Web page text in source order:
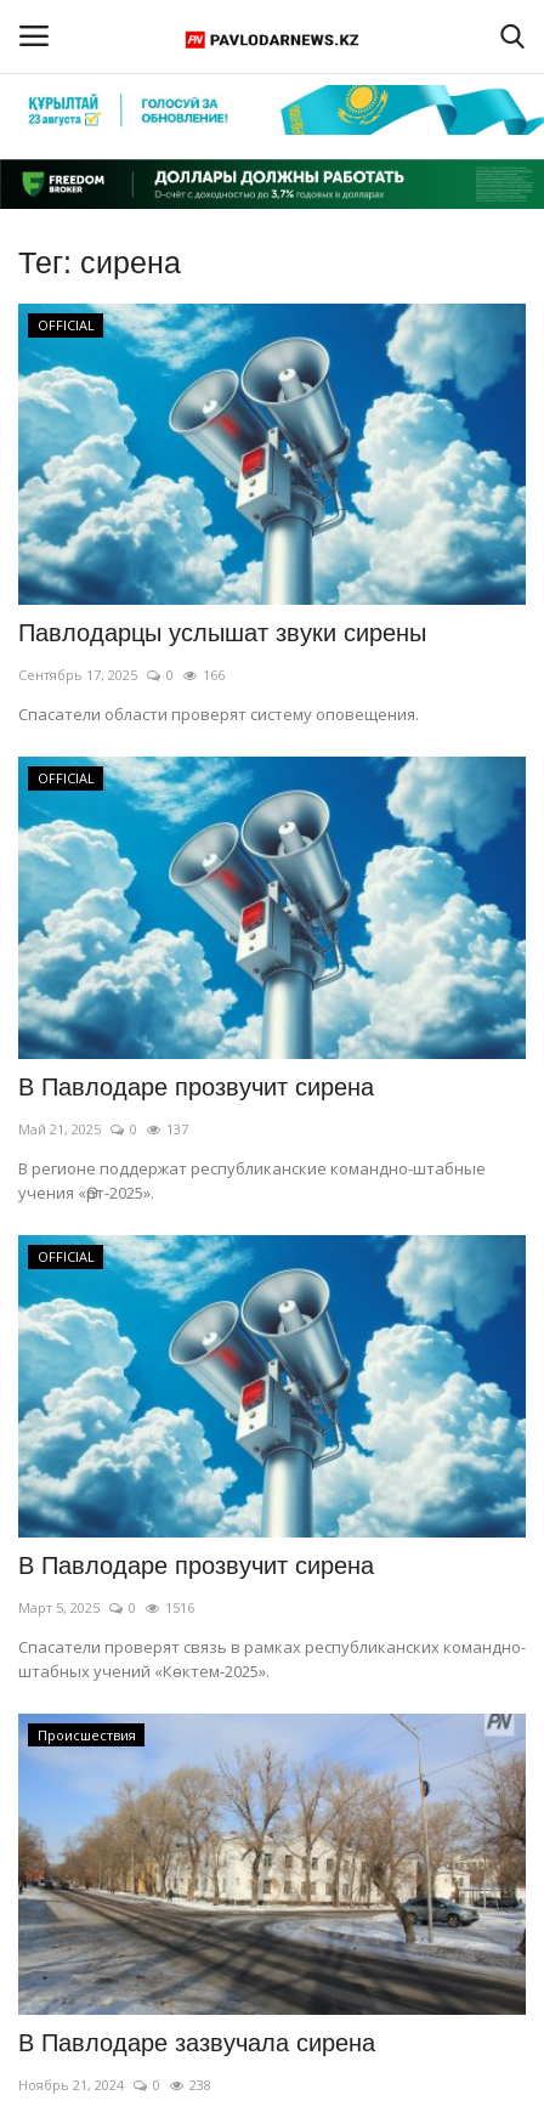
Регистрация
Главная
Обратная связь
ПАВЛОДАРСКАЯ ОБЛАСТЬ
КАЗАХСТАН
МИР
СПЕЦПРОЕКТЫ
СПОРТ
Чек-лист
РАЗВЛЕЧЕНИЯ
OFFICIAL
Курултай
Язык
Қазақша Русский
Тег: сирена
OFFICIAL
Павлодарцы услышат звуки сирены
Сентябрь 17, 2025 0 166
Спасатели области проверят систему оповещения.
OFFICIAL
В Павлодаре прозвучит сирена
Май 21, 2025 0 137
В регионе поддержат республиканские командно-штабные
учения «Өрт-2025».
OFFICIAL
В Павлодаре прозвучит сирена
Март 5, 2025 0 1516
Спасатели проверят связь в рамках республиканских командно-
штабных учений «Көктем-2025».
Происшествия
В Павлодаре зазвучала сирена
Ноябрь 21, 2024 0 238